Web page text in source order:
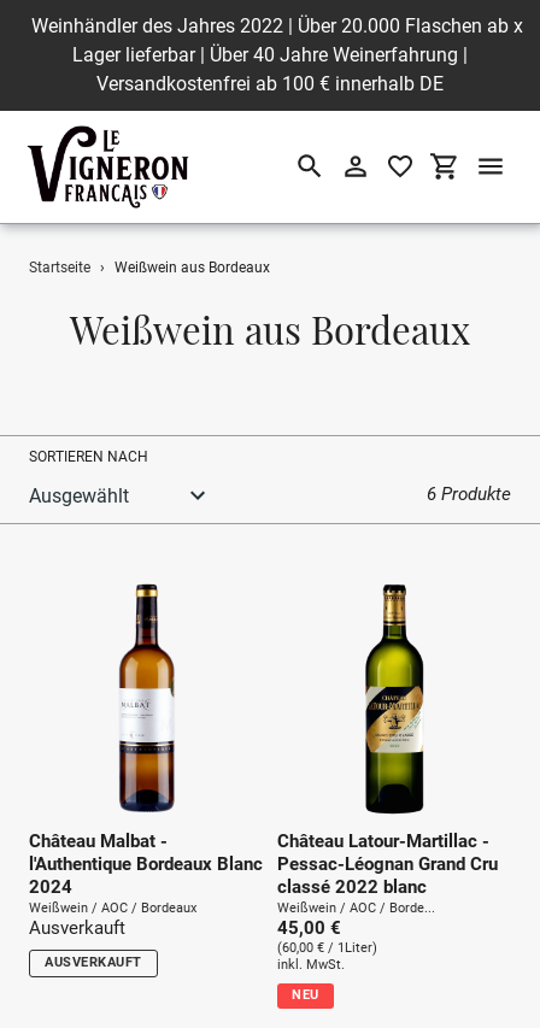
Direkt
Weinhändler des Jahres 2022 | Über 20.000 Flaschen ab
Lager lieferbar | Über 40 Jahre Weinerfahrung |
Versandkostenfrei ab 100 € innerhalb DE
x
SuchenEinloggen
Startseite › Weißwein aus Bordeaux
S
m
l
Weißwein aus Bordeaux
SORTIEREN NACH
6 Produkte
Château Malbat -
l'Authentique Bordeaux Blanc
2024
Weißwein / AOC / Bordeaux
Ausverkauft
AUSVERKAUFT
Château Latour-Martillac -
Pessac-Léognan Grand Cru
classé 2022 blanc
Weißwein / AOC / Borde...
45,00 €
(60,00 € / 1Liter)
inkl. MwSt.
NEU